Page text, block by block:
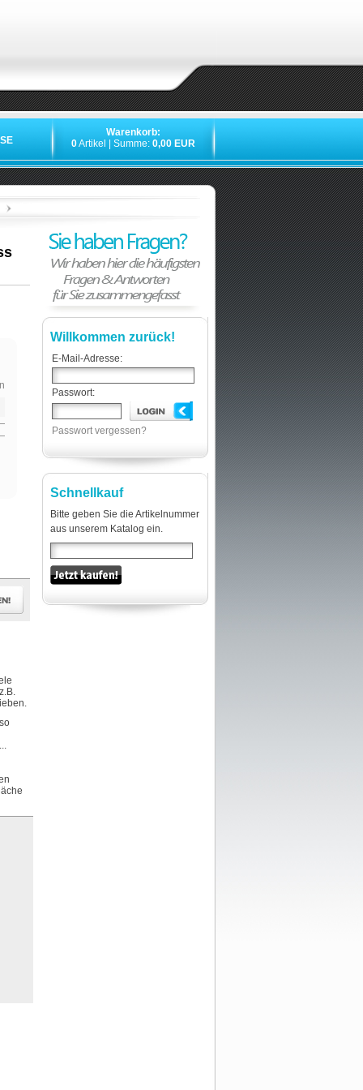
Warenkorb:
0Artikel | Summe: 0,00 EUR
Willkommen zurück!
E-Mail-Adresse:
Passwort:
Passwort vergessen?
Schnellkauf
Bitte geben Sie die Artikelnummer
aus unserem Katalog ein.